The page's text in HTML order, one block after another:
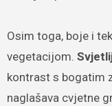
Osim toga, boje i
vegetacijom.
kontrast s bogatim
naglašava cvjetne